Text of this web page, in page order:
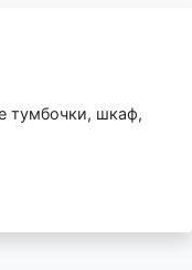
тумбочки, шкаф,